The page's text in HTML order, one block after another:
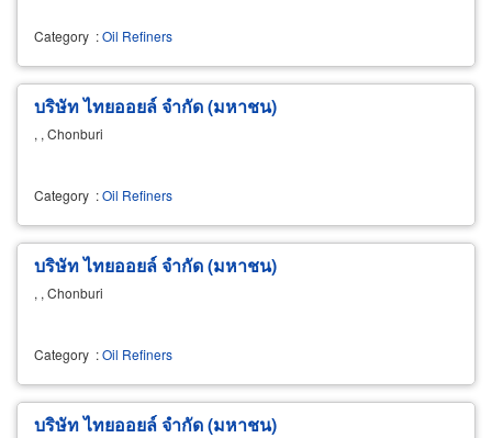
Category :Oil Refiners
บริษัท ไทยออยล์ จำกัด (มหาชน)
, , Chonburi
Category :Oil Refiners
บริษัท ไทยออยล์ จำกัด (มหาชน)
, , Chonburi
Category :Oil Refiners
บริษัท ไทยออยล์ จำกัด (มหาชน)